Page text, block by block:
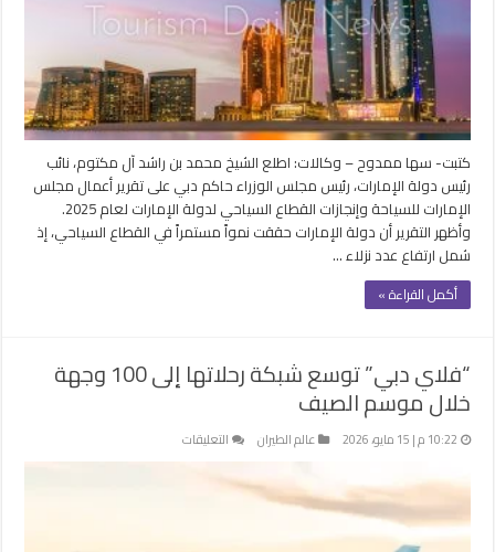
مكانة
الإمارات
كوجهة
سياحية
عالمية
مفضلة
مغلقة
كتبت- سها ممدوح – وكالات: اطلع الشيخ محمد بن راشد آل مكتوم، نائب
رئيس دولة الإمارات، رئيس مجلس الوزراء حاكم دبي على تقرير أعمال مجلس
الإمارات للسياحة وإنجازات القطاع السياحي لدولة الإمارات لعام 2025.
وأظهر التقرير أن دولة الإمارات حققت نمواً مستمراً في القطاع السياحي، إذ
شمل ارتفاع عدد نزلاء …
أكمل القراءة »
“فلاي دبي” توسع شبكة رحلاتها إلى 100 وجهة
خلال موسم الصيف
10:22 م | 15 مايو، 2026 عالم الطيران التعليقات
“فلاي